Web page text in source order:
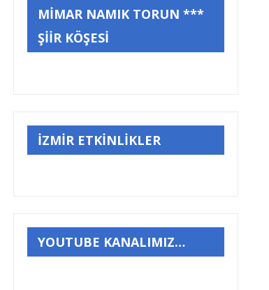
MİMAR NAMIK TORUN ***
ŞİİR KÖŞESİ
İZMİR ETKİNLİKLER
YOUTUBE KANALIMIZ…